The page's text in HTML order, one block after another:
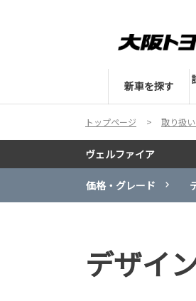
新車を探す
トップページ 取り扱
ヴェルファイア
価格・グレード
デザイ